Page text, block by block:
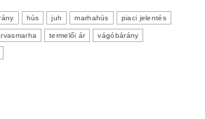
hús juh marhahús piaci jelentés
termelői ár vágóbárány